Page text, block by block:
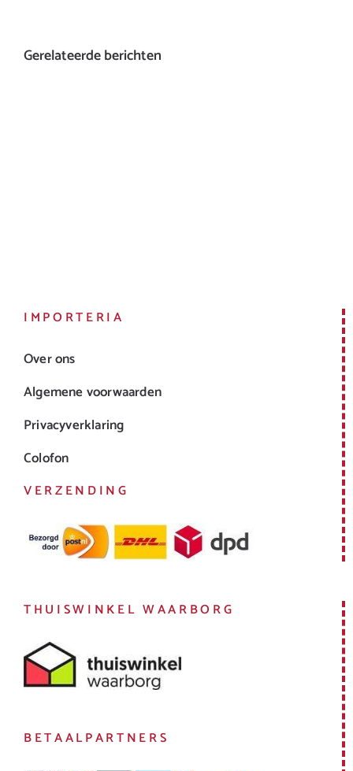
Gerelateerde berichten
IMPORTERIA
Over ons
Algemene voorwaarden
Privacyverklaring
Colofon
VERZENDING
THUISWINKEL WAARBORG
BETAALPARTNERS